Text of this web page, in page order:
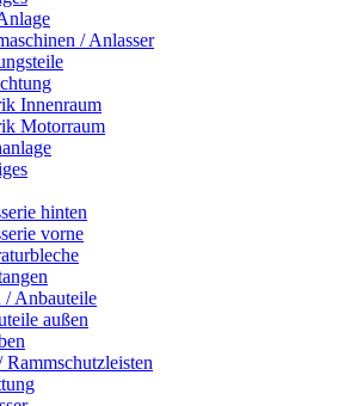
/ Anlasser
Innenraum
Motorraum
hinten
vorne
/ Anbauteile
außen
Rammschutzleisten